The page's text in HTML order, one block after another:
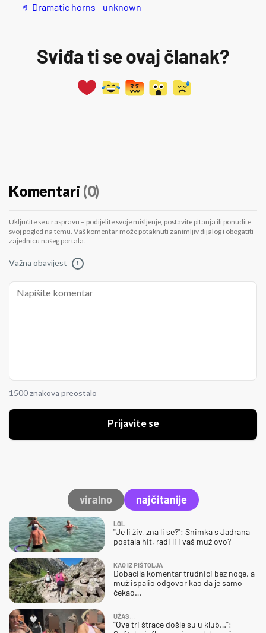
♬ Dramatic horns - unknown
Sviđa ti se ovaj članak?
Komentari (0)
Uključite se u raspravu – podijelite svoje mišljenje, postavite pitanja ili ponudite
svoj pogled na temu. Vaš komentar može potaknuti zanimljiv dijalog i obogatiti
zajednicu našeg portala.
Važna obavijest !
1500 znakova preostalo
Prijavite se
viralno najčitanije
LOL
"Je li živ, zna li se?": Snimka s Jadrana
postala hit, radi li i vaš muž ovo?
KAO IZ PIŠTOLJA
Dobacila komentar trudnici bez noge, a
muž ispalio odgovor kao da je samo
čekao…
UŽAS…
"Ove tri štrace došle su u klub…":